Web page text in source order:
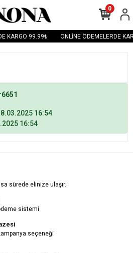
KARGO 99.99₺ ONLİNE ÖDEMELERDE
0
16:54
16:54
sürede elinize ulaşır.
sistemi
seçeneği